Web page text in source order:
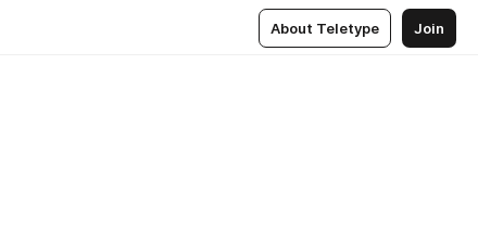
About Teletype Join